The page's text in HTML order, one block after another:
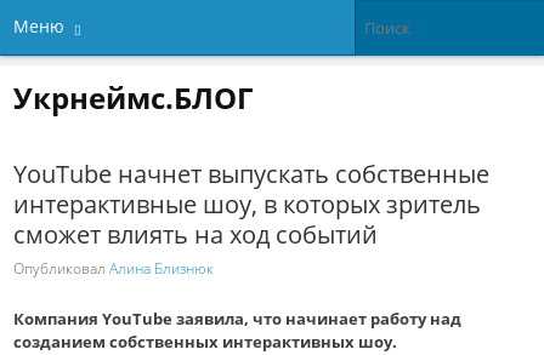
Меню
Укрнеймс.БЛОГ
YouTube начнет выпускать собственные
интерактивные шоу, в которых зритель
сможет влиять на ход событий
ОпубликовалАлина Близнюк
Компания YouTube заявила, что начинает работу над
созданием собственных интерактивных шоу.